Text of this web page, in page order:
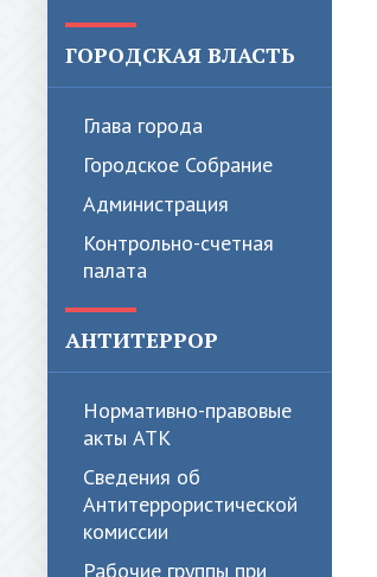
ГОРОДСКАЯ ВЛАСТЬ
Глава города
Городское Собрание
Администрация
Контрольно-счетная
палата
АНТИТЕРРОР
Нормативно-правовые
акты АТК
Сведения об
Антитеррористической
комиссии
Рабочие группы при